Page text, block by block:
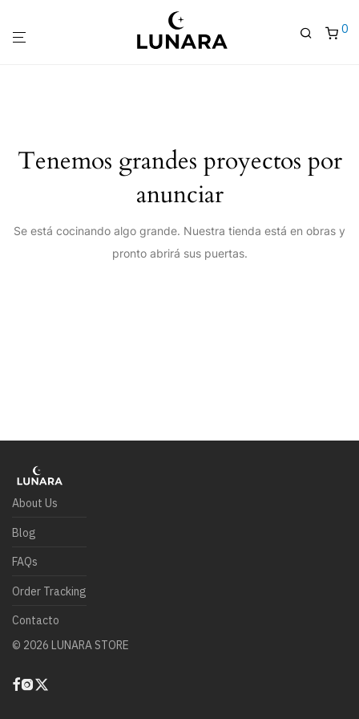
0
Tenemos grandes proyectos por
anunciar
Se está cocinando algo grande. Nuestra tienda está en obras y
pronto abrirá sus puertas.
About Us
Blog
FAQs
Order Tracking
Contacto
© 2026 LUNARA STORE